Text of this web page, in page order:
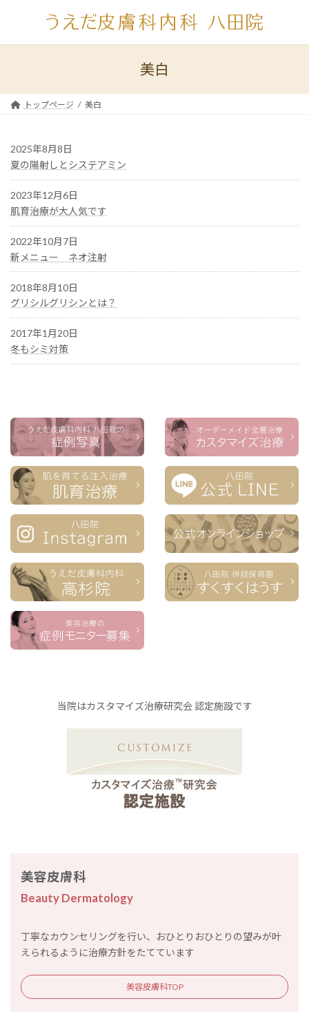
ン
ー
美白
トップページ 美白
2025年8月8日
夏の陽射しとシステアミン
2023年12月6日
肌育治療が大人気です
2022年10月7日
新メニュー ネオ注射
2018年8月10日
グリシルグリシンとは？
2017年1月20日
冬もシミ対策
当院はカスタマイズ治療研究会 認定施設です
美容皮膚科
Beauty Dermatology
丁寧なカウンセリングを行い、おひとりおひとりの望みが叶
えられるように治療方針をたてています
美容皮膚科TOP